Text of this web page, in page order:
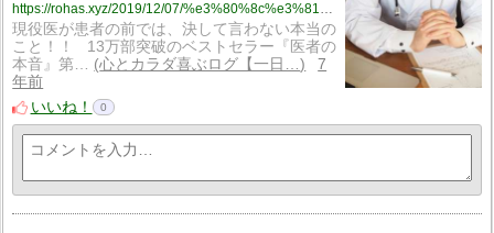
https://rohas.xyz/2019/12/07/%e3%80%8c%e3%81%8c%e3%82%93%e5%a4%96%e7%a7%91%e5%8c%bb%e3%81%ae%e6%9c%ac%e9%9f%b3%e3%80%8d2019-6-6%e3%80%80%e4%b8%ad%e5%b1%b1-%e7%a5%90%e6%ac%a1%e9%83%8e%e3%80%8086%e7%82%b9%e3%80%80%e2%99%af173/
現役医が患者の前では、決して言わない本当の
こと！！ 13万部突破のベストセラー『医者の
本音』第…
心とカラダ喜ぶログ【一日…
7
年前
いいね！
0